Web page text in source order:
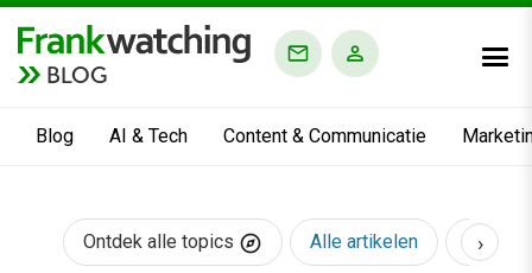
BLOG
Blog AI & Tech Content & Communicatie
Ontdek alle topics Alle artikelen AI &
›